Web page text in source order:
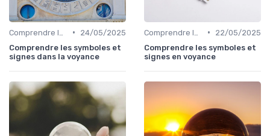
•
24/05/2025
Comprendre les symboles et
signes dans la voyance
•
22/05/2025
Comprendre les symboles et
signes en voyance